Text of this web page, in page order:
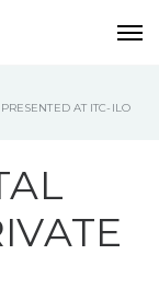
AT ITC-ILO